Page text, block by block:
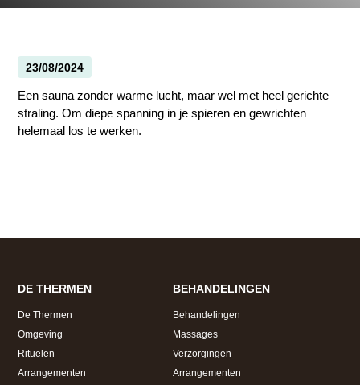
23/08/2024
Een sauna zonder warme lucht, maar wel met heel gerichte
straling. Om diepe spanning in je spieren en gewrichten
helemaal los te werken.
DE THERMEN
De Thermen
Omgeving
Rituelen
Arrangementen
BEHANDELINGEN
Behandelingen
Massages
Verzorgingen
Arrangementen